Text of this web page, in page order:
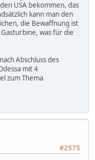
USA bekommen, das
kann man den
die Bewaffnung ist
was für die
Abschluss des
mit 4
zum Thema
#2575